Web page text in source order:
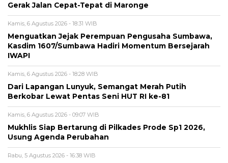
Gerak Jalan Cepat-Tepat di Maronge
Kamis, 6 Agustus 2026 - 18:31 WIB
Menguatkan Jejak Perempuan Pengusaha Sumbawa,
Kasdim 1607/Sumbawa Hadiri Momentum Bersejarah
IWAPI
Kamis, 6 Agustus 2026 - 18:28 WIB
Dari Lapangan Lunyuk, Semangat Merah Putih
Berkobar Lewat Pentas Seni HUT RI ke-81
Kamis, 6 Agustus 2026 - 09:07 WIB
Mukhlis Siap Bertarung di Pilkades Prode Sp1 2026,
Usung Agenda Perubahan
Rabu, 5 Agustus 2026 - 16:38 WIB